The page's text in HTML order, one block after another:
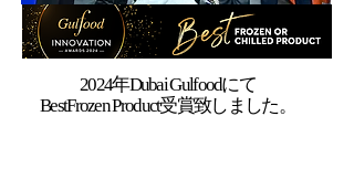
2024年Dubai Gulfoodにて
​BestFrozen Product受賞致しました。